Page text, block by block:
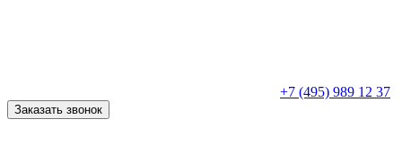
+7 (495) 989 12 37
Заказать звонок